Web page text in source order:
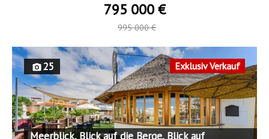
795 000 €
995 000 €
25
Meerblick, Blick auf die Berge, Blick auf
Exklusiv Verkauf